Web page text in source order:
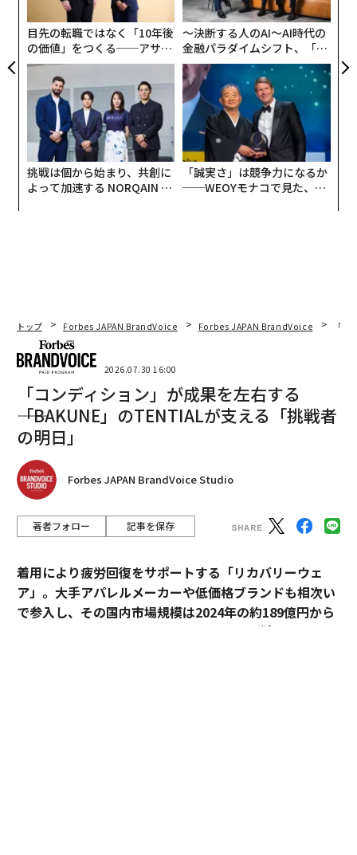
目先の転職ではなく「10年後
の価値」をつくる──アサイ
ンの長期伴走型支援とは
〜決断する人のAI〜AI時代の
金融パラダイムシフト、「超
個別化」の核心 【MUFG×ウ
ェルスナビ×PwC】
挑戦は個から始まり、共創に
よって加速する NORQAIN JA
「誠実さ」は競争力になるか
──WEOYモナコで見た、く
トップ Forbes JAPAN BrandVoice Forbes JAPAN BrandVoice 「
2026.07.30 16:00
「コンディション」が成果を左右する
――「BAKUNE」のTENTIALが支える「挑戦者
の明日」
Forbes JAPAN BrandVoice Studio
著者フォロー 記事を保存
着用により疲労回復をサポートする「リカバリーウェ
ア」。大手アパレルメーカーや低価格ブランドも相次い
で参入し、その国内市場規模は2024年の約189億円から
※1